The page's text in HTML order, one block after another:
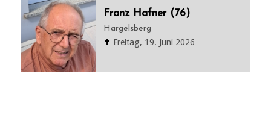
Franz Hafner (76)
Hargelsberg
✝ Freitag, 19. Juni 2026